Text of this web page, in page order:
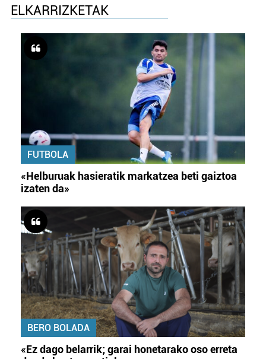
ELKARRIZKETAK
FUTBOLA
«Helburuak hasieratik markatzea beti gaiztoa
izaten da»
BERO BOLADA
«Ez dago belarrik; garai honetarako oso erreta